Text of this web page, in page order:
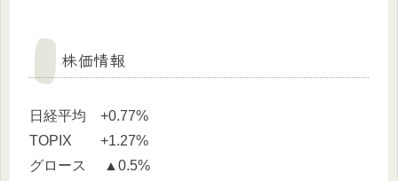
株価情報
日経平均 +0.77%
TOPIX +1.27%
グロース ▲0.5%